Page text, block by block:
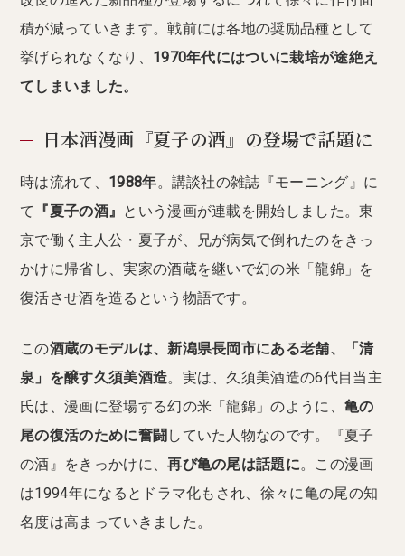
積が減っていきます。戦前には各地の奨励品種として
挙げられなくなり、 1970年代にはついに栽培が途絶え
てしまいました。
日本酒漫画『夏子の酒』の登場で話題に
時は流れて、 1988年。講談社の雑誌『モーニング』に
て 『夏子の酒』 という漫画が連載を開始しました。東
京で働く主人公・夏子が、兄が病気で倒れたのをきっ
かけに帰省し、実家の酒蔵を継いで幻の米「龍錦」を
復活させ酒を造るという物語です。
この酒蔵のモデルは、新潟県長岡市にある老舗、「清
泉」を醸す久須美酒造。実は、久須美酒造の6代目当主
氏は、漫画に登場する幻の米「龍錦」のように、亀の
尾の復活のために奮闘 していた人物なのです。『夏子
の酒』をきっかけに、再び亀の尾は話題に。この漫画
は1994年になるとドラマ化もされ、徐々に亀の尾の知
名度は高まっていきました。